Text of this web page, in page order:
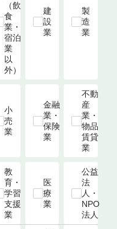
（飲
食
業・
宿泊
業
以
外）
建
設
業
製
造
業
小
売
業
金融
業・
保険
業
不動
産
業・
物品
賃貸
業
教
育・
学習
支援
業
医
療
業
公益
法
人・
NPO
法人